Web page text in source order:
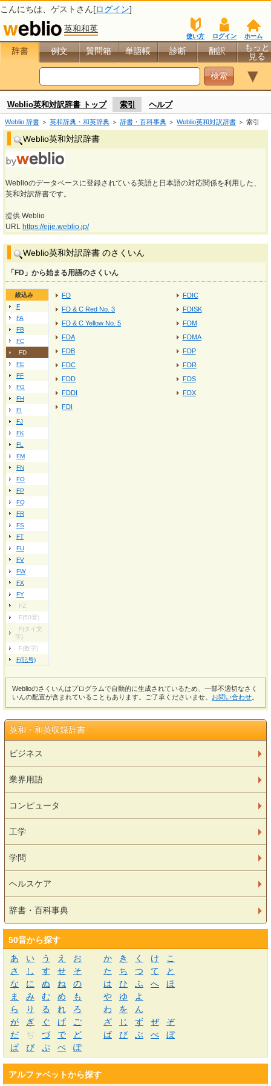
こんにちは、 ゲスト さん[ログイン]
英和和英
ホーム
ログイン
使い方
辞書 例文 質問箱 単語帳 診断 翻訳
もっと
見る
▼
Weblio英和対訳辞書 トップ 索引 ヘルプ
Weblio 辞書 ＞ 英和辞典・和英辞典 ＞ 辞書・百科事典 ＞ Weblio英和対訳辞書 ＞ 索引
Weblio英和対訳辞書
Weblioのデータベースに登録されている英語と日本語の対応関係を利用した、
英和対訳辞書です。
提供 Weblio
URL https://ejje.weblio.jp/
Weblio英和対訳辞書 のさくいん
「FD」から始まる用語のさくいん
絞込み
F
FA
FB
FC
FD
FE
FF
FG
FH
FI
FJ
FK
FL
FM
FN
FO
FP
FQ
FR
FS
FT
FU
FV
FW
FX
FY
FZ
F(50音)
F(タイ文
字)
F(数字)
F(記号)
FD
FD & C Red No. 3
FD & C Yellow No. 5
FDA
FDB
FDC
FDD
FDDI
FDI
FDIC
FDISK
FDM
FDMA
FDP
FDR
FDS
FDX
Weblioのさくいんはプログラムで自動的に生成されているため、一部不適切なさく
いんの配置が含まれていることもあります。ご了承くださいませ。 お問い合わせ
英和・和英収録辞書
ビジネス
業界用語
コンピュータ
工学
学問
ヘルスケア
辞書・百科事典
50音から探す
あ
い う え お か き く け
こ
さ
し す せ そ た ち つ て
と
な
に ぬ ね の は ひ ふ へ
ほ
ま
み む め も や ゆ
よ
ら
り る れ ろ わ を
ん
が
ぎ ぐ げ ご ざ じ ず ぜ
ぞ
だ
ぢ づ で ど ば び ぶ べ
ぼ
ぱ
ぴ ぷ ぺ ぽ
アルファベットから探す